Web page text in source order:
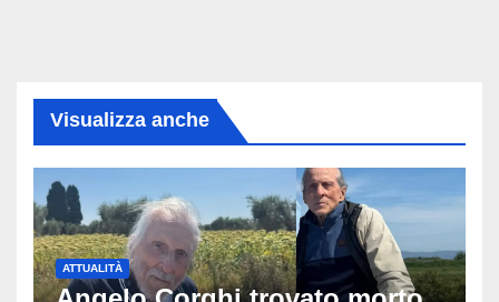
Visualizza anche
ATTUALITÀ